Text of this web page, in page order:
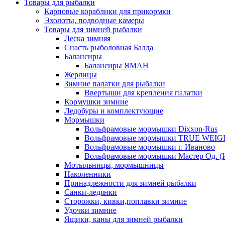
Товары для рыбалки
Карповые кораблики для прикормки
Эхолоты, подводные камеры
Товары для зимней рыбалки
Леска зимняя
Снасть рыболовная Балда
Балансиры
Балансиры ЯМАН
Жерлицы
Зимние палатки для рыбалки
Ввертыши для крепления палатки
Кормушки зимние
Ледобуры и комплектующие
Мормышки
Вольфрамовые мормышки Dixxon-Rus
Вольфрамовые мормышки TRUE
Вольфрамовые мормышки г. Иваново
Вольфрамовые мормышки Мастер Од.
Мотыльницы, мормышницы
Наколенники
Принадлежности для зимней рыбалки
Санки-ледянки
Сторожки, кивки,поплавки зимние
Удочки зимние
Ящики, каны для зимней рыбалки